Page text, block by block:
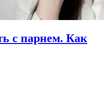
с парнем. Как